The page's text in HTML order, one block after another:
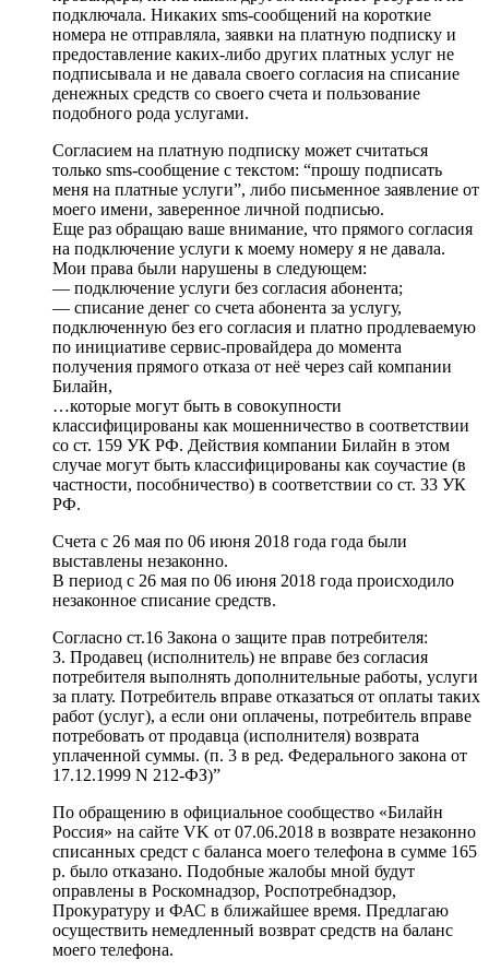
подключала. Никаких sms-сообщений на короткие
номера не отправляла, заявки на платную подписку и
предоставление каких-либо других платных услуг не
подписывала и не давала своего согласия на списание
денежных средств со своего счета и пользование
подобного рода услугами.
Согласием на платную подписку может считаться
только sms-сообщение с текстом: “прошу подписать
меня на платные услуги”, либо письменное заявление от
моего имени, заверенное личной подписью.
Еще раз обращаю ваше внимание, что прямого согласия
на подключение услуги к моему номеру я не давала.
Мои права были нарушены в следующем:
— подключение услуги без согласия абонента;
— списание денег со счета абонента за услугу,
подключенную без его согласия и платно продлеваемую
по инициативе сервис-провайдера до момента
получения прямого отказа от неё через сай компании
Билайн,
…которые могут быть в совокупности
классифицированы как мошенничество в соответствии
со ст. 159 УК РФ. Действия компании Билайн в этом
случае могут быть классифицированы как соучастие (в
частности, пособничество) в соответствии со ст. 33 УК
РФ.
Счета с 26 мая по 06 июня 2018 года года были
выставлены незаконно.
В период с 26 мая по 06 июня 2018 года происходило
незаконное списание средств.
Согласно ст.16 Закона о защите прав потребителя:
3. Продавец (исполнитель) не вправе без согласия
потребителя выполнять дополнительные работы, услуги
за плату. Потребитель вправе отказаться от оплаты таких
работ (услуг), а если они оплачены, потребитель вправе
потребовать от продавца (исполнителя) возврата
уплаченной суммы. (п. 3 в ред. Федерального закона от
17.12.1999 N 212-ФЗ)”
По обращению в официальное сообщество «Билайн
Россия» на сайте VK от 07.06.2018 в возврате незаконно
списанных средст с баланса моего телефона в сумме 165
р. было отказано. Подобные жалобы мной будут
оправлены в Роскомнадзор, Роспотребнадзор,
Прокуратуру и ФАС в ближайшее время. Предлагаю
осуществить немедленный возврат средств на баланс
моего телефона.